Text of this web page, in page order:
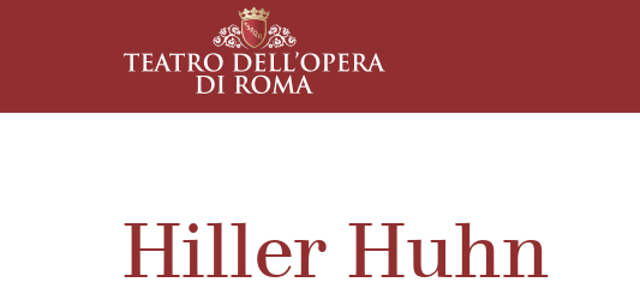
Hiller Huhn